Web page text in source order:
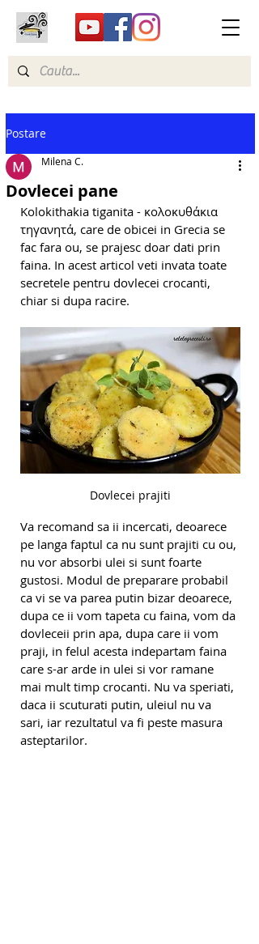
Postare
Dovlecei pane
Milena C.
Kolokithakia tiganita - κολοκυθάκια
τηγανητά, care de obicei in Grecia se
fac fara ou, se prajesc doar dati prin
faina. In acest articol veti invata toate
secretele pentru dovlecei crocanti,
chiar si dupa racire.
Dovlecei prajiti
Va recomand sa ii incercati, deoarece
pe langa faptul ca nu sunt prajiti cu ou,
nu vor absorbi ulei si sunt foarte
gustosi. Modul de preparare probabil
ca vi se va parea putin bizar deoarece,
dupa ce ii vom tapeta cu faina, vom da
dovleceii prin apa, dupa care ii vom
praji, in felul acesta indepartam faina
care s-ar arde in ulei si vor ramane
mai mult timp crocanti. Nu va speriati,
daca ii scuturati putin, uleiul nu va
sari, iar rezultatul va fi peste masura
asteptarilor.